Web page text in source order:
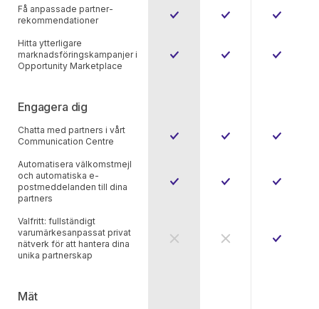
Få anpassade partner-
rekommendationer
Hitta ytterligare
marknadsföringskampanjer i
Opportunity Marketplace
Engagera dig
Chatta med partners i vårt
Communication Centre
Automatisera välkomstmejl
och automatiska e-
postmeddelanden till dina
partners
Valfritt: fullständigt
varumärkesanpassat privat
nätverk för att hantera dina
unika partnerskap
Mät